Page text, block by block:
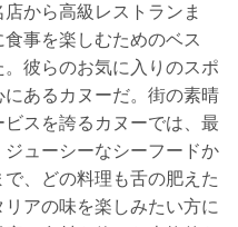
から高級レストランま
事を楽しむためのベス
彼らのお気に入りのスポ
あるカヌーだ。街の素晴
スを誇るカヌーでは、最
ューシーなシーフードか
、どの料理も舌の肥えた
アの味を楽しみたい方に